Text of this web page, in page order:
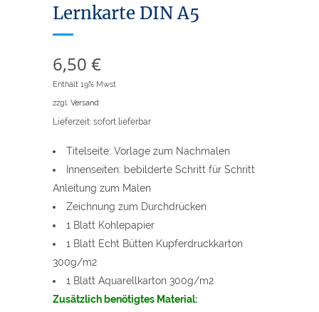
Lernkarte DIN A5
6,50 €
Enthält 19% Mwst
zzgl. Versand
Lieferzeit: sofort lieferbar
Titelseite: Vorlage zum Nachmalen
Innenseiten: bebilderte Schritt für Schritt
Anleitung zum Malen
Zeichnung zum Durchdrücken
1 Blatt Kohlepapier
1 Blatt Echt Bütten Kupferdruckkarton
300g/m2
1 Blatt Aquarellkarton 300g/m2
Zusätzlich benötigtes Material: